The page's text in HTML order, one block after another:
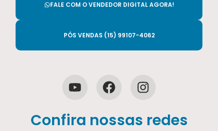
FALE COM O VENDEDOR DIGITAL AGORA!
PÓS VENDAS (15) 99107-4062
Confira nossas redes